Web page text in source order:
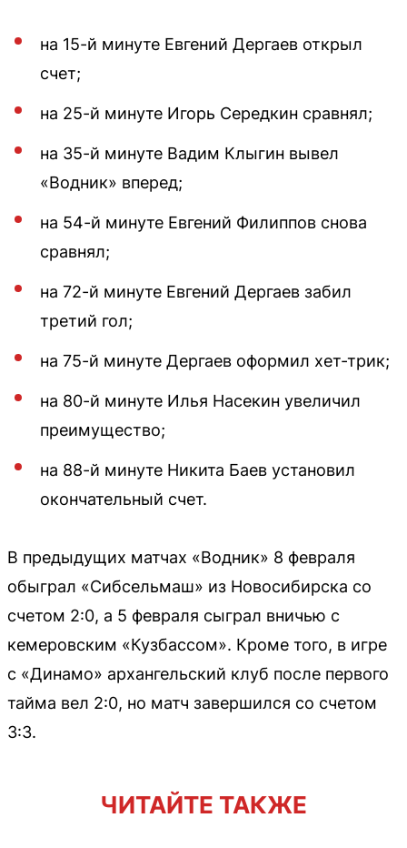
на 15-й минуте Евгений Дергаев открыл
счет;
на 25-й минуте Игорь Середкин сравнял;
на 35-й минуте Вадим Клыгин вывел
«Водник» вперед;
на 54-й минуте Евгений Филиппов снова
сравнял;
на 72-й минуте Евгений Дергаев забил
третий гол;
на 75-й минуте Дергаев оформил хет-трик;
на 80-й минуте Илья Насекин увеличил
преимущество;
на 88-й минуте Никита Баев установил
окончательный счет.
В предыдущих матчах «Водник» 8 февраля
обыграл «Сибсельмаш» из Новосибирска со
счетом 2:0, а 5 февраля сыграл вничью с
кемеровским «Кузбассом». Кроме того, в игре
с «Динамо» архангельский клуб после первого
тайма вел 2:0, но матч завершился со счетом
3:3.
ЧИТАЙТЕ ТАКЖЕ